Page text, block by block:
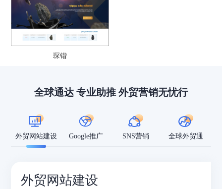
琛锴
全球通达 专业助推 外贸营销无忧行
外贸网站建设 Google推广 SNS营销 全球外贸通
外贸网站建设